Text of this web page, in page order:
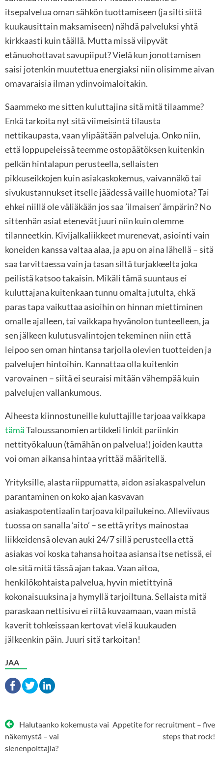
itsepalvelua oman sähkön tuottamiseen (ja silti siitä
kuukausittain maksamiseen) nähdä palveluksi yhtä
kirkkaasti kuin täällä. Mutta missä viipyvät
etänuohottavat savupiiput? Vielä kun jonottamisen
saisi jotenkin muutettua energiaksi niin olisimme aivan
omavaraisia ilman ydinvoimaloitakin.
Saammeko me sitten kuluttajina sitä mitä tilaamme?
Enkä tarkoita nyt sitä viimeisintä tilausta
nettikaupasta, vaan ylipäätään palveluja. Onko niin,
että loppupeleissä teemme ostopäätöksen kuitenkin
pelkän hintalapun perusteella, sellaisten
pikkuseikkojen kuin asiakaskokemus, vaivannäkö tai
sivukustannukset itselle jäädessä vaille huomiota? Tai
ehkei niillä ole väliäkään jos saa ’ilmaisen’ ämpärin? No
sittenhän asiat etenevät juuri niin kuin olemme
tilanneetkin. Kivijalkaliikkeet murenevat, asiointi vain
koneiden kanssa valtaa alaa, ja apu on aina lähellä – sitä
saa tarvittaessa vain ja tasan siltä turjakkeelta joka
peilistä katsoo takaisin. Mikäli tämä suuntaus ei
kuluttajana kuitenkaan tunnu omalta jutulta, ehkä
paras tapa vaikuttaa asioihin on hinnan miettiminen
omalle ajalleen, tai vaikkapa hyvänolon tunteelleen, ja
sen jälkeen kulutusvalintojen tekeminen niin että
leipoo sen oman hintansa tarjolla olevien tuotteiden ja
palvelujen hintoihin. Kannattaa olla kuitenkin
varovainen – siitä ei seuraisi mitään vähempää kuin
palvelujen vallankumous.
Aiheesta kiinnostuneille kuluttajille tarjoaa vaikkapa
tämäTaloussanomien artikkeli linkit pariinkin
nettityökaluun (tämähän on palvelua!) joiden kautta
voi oman aikansa hintaa yrittää määritellä.
Yrityksille, alasta riippumatta, aidon asiakaspalvelun
parantaminen on koko ajan kasvavan
asiakaspotentiaalin tarjoava kilpailukeino. Alleviivaus
tuossa on sanalla ’aito’ – se että yritys mainostaa
liikkeidensä olevan auki 24/7 sillä perusteella että
asiakas voi koska tahansa hoitaa asiansa itse netissä, ei
ole sitä mitä tässä ajan takaa. Vaan aitoa,
henkilökohtaista palvelua, hyvin mietittyinä
kokonaisuuksina ja hymyllä tarjoiltuna. Sellaista mitä
paraskaan nettisivu ei riitä kuvaamaan, vaan mistä
kaverit tohkeissaan kertovat vielä kuukauden
jälkeenkin päin. Juuri sitä tarkoitan!
JAA
Artikkelien
selaus
Halutaanko kokemusta vai
näkemystä – vai
sienenpolttajia?
Appetite for recruitment – five
steps that rock!